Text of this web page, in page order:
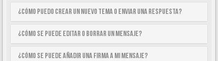
¿Cómo puedo crear un nuevo tema o enviar una respuesta?
¿Cómo se puede editar o borrar un mensaje?
¿Cómo se puede añadir una firma a mi mensaje?